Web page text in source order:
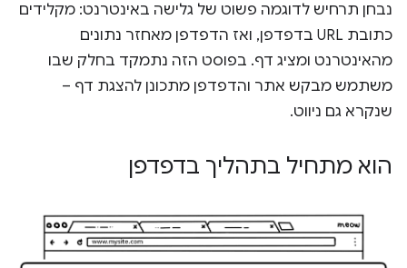
נבחן תרחיש לדוגמה פשוט של גלישה באינטרנט: מקלידים
כתובת URL בדפדפן, ואז הדפדפן מאחזר נתונים
מהאינטרנט ומציג דף. בפוסט הזה נתמקד בחלק שבו
משתמש מבקש אתר והדפדפן מתכונן להצגת דף –
שנקרא גם ניווט.
הוא מתחיל בתהליך בדפדפן